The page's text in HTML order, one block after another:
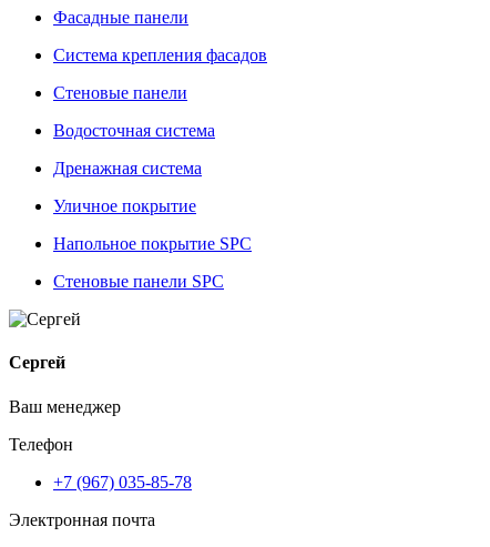
Фасадные панели
Система крепления фасадов
Стеновые панели
Водосточная система
Дренажная система
Уличное покрытие
Напольное покрытие SPC
Стеновые панели SPC
Сергей
Ваш менеджер
Телефон
+7 (967) 035-85-78
Электронная почта